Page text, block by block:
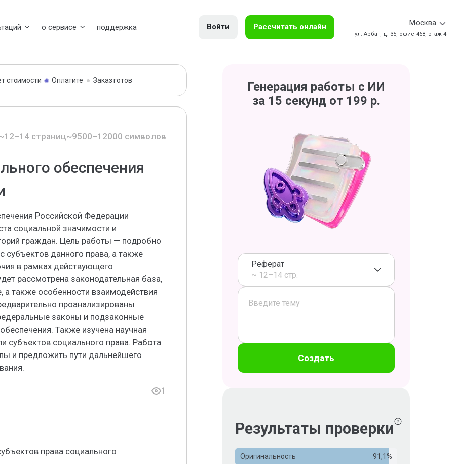
о сервисе поддержка Войти Рассчитать онлайн Москва
ул. Арбат, д. 35, офис 468, этаж 4
стоимости Оплатите Заказ готов
страниц~9500–12000 символов
обеспечения
Российской Федерации
социальной значимости и
граждан. Цель работы — подробно
субъектов данного права, а также
в рамках действующего
рассмотрена законодательная база,
также особенности взаимодействия
проанализированы
законы и подзаконные
Также изучена научная
субъектов социального права. Работа
и предложить пути дальнейшего
1
права социального
Генерация работы с ИИ
за 15 секунд от 199 р.
Реферат
~ 12–14 стр.
Создать
Результаты проверки
Оригинальность 91,1%